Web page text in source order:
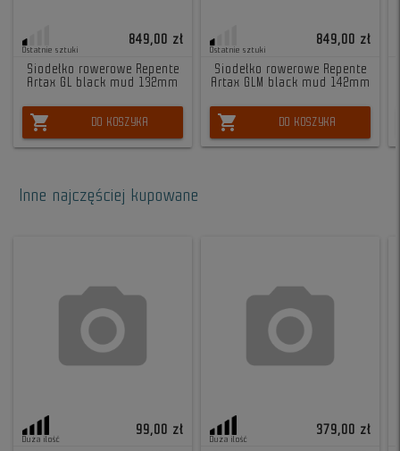
Ostatnie sztuki
849,00 zł
Siodełko rowerowe Repente
Artax GL black mud 132mm
shopping_cart DO KOSZYKA
Ostatnie sztuki
849,00 zł
Siodełko rowerowe Repente
Artax GLM black mud 142mm
shopping_cart DO KOSZYKA
Inne najczęściej kupowane
Duża ilość
99,00 zł
Duża ilość
379,00 zł